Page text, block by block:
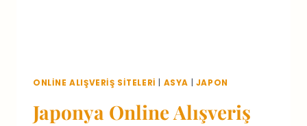
ONLINE ALIŞVERIŞ SITELERI ASYA JAPON
Japonya Online Alışveriş